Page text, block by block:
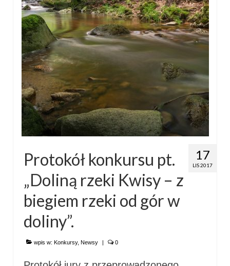
17
LIS 2017
Protokół konkursu pt.
„Doliną rzeki Kwisy – z
biegiem rzeki od gór w
doliny”.
wpis w: Konkursy, Newsy 0